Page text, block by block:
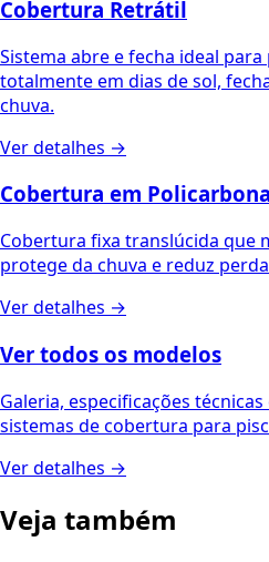
Cobertura Retrátil
Sistema abre e fecha ideal
totalmente em dias de sol,
chuva.
Ver detalhes →
Cobertura em
Cobertura fixa translúcida que
protege da chuva e reduz
Ver detalhes →
Ver todos os modelos
Galeria, especificações
sistemas de cobertura para
Ver detalhes →
Veja também